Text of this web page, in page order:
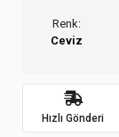
Renk:
Ceviz
Hızlı Gönderi